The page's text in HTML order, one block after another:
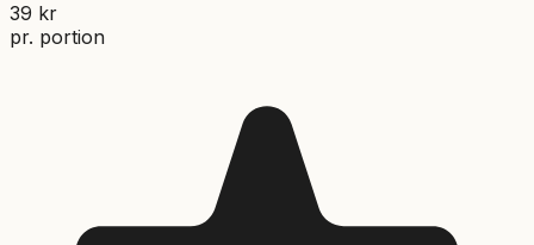
39 kr
pr. portion